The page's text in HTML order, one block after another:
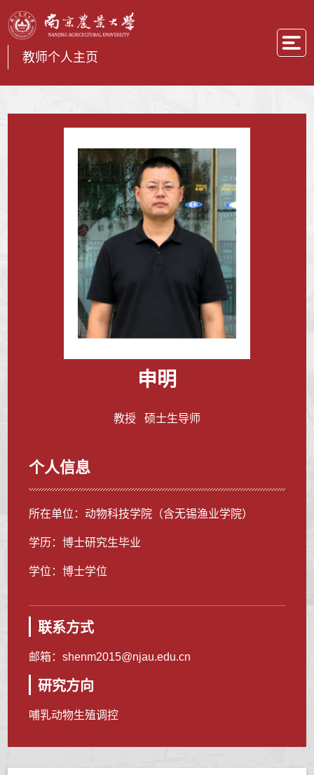
教师个人主页
申明
教授 硕士生导师
个人信息
所在单位：动物科技学院（含无锡渔业学院）
学历：博士研究生毕业
学位：博士学位
联系方式
邮箱：shenm2015@njau.edu.cn
研究方向
哺乳动物生殖调控